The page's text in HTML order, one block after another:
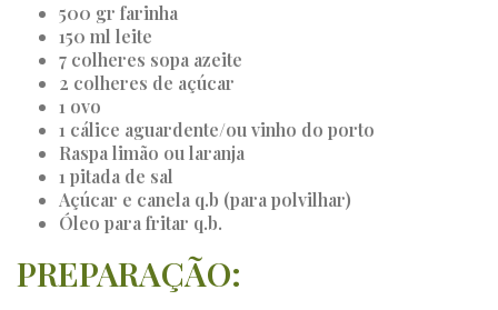
500 gr farinha
150 ml leite
7 colheres sopa azeite
2 colheres de açúcar
1 ovo
1 cálice aguardente/ou vinho do porto
Raspa limão ou laranja
1 pitada de sal
Açúcar e canela q.b (para polvilhar)
Óleo para fritar q.b.
PREPARAÇÃO: